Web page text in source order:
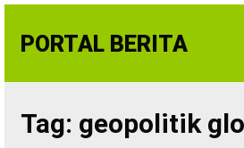
toPORTAL BERITA
Tag: geopolitik